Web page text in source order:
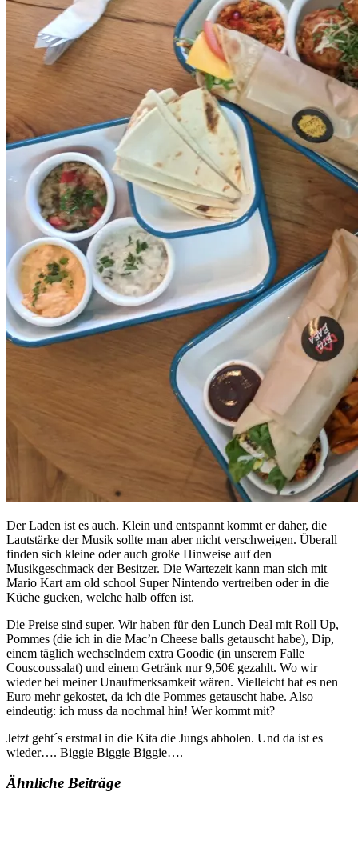
Der Laden ist es auch. Klein und entspannt kommt er daher, die
Lautstärke der Musik sollte man aber nicht verschweigen. Überall
finden sich kleine oder auch große Hinweise auf den
Musikgeschmack der Besitzer. Die Wartezeit kann man sich mit
Mario Kart am old school Super Nintendo vertreiben oder in die
Küche gucken, welche halb offen ist.
Die Preise sind super. Wir haben für den Lunch Deal mit Roll Up,
Pommes (die ich in die Mac’n Cheese balls getauscht habe), Dip,
einem täglich wechselndem extra Goodie (in unserem Falle
Couscoussalat) und einem Getränk nur 9,50€ gezahlt. Wo wir
wieder bei meiner Unaufmerksamkeit wären. Vielleicht hat es nen
Euro mehr gekostet, da ich die Pommes getauscht habe. Also
eindeutig: ich muss da nochmal hin! Wer kommt mit?
Jetzt geht´s erstmal in die Kita die Jungs abholen. Und da ist es
wieder…. Biggie Biggie Biggie….
Ähnliche Beiträge